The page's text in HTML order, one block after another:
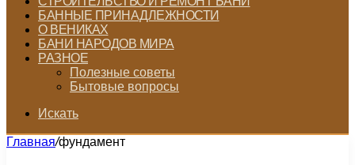
БАННЫЕ ПРИНАДЛЕЖНОСТИ
О ВЕНИКАХ
БАНИ НАРОДОВ МИРА
РАЗНОЕ
Полезные советы
Бытовые вопросы
Искать
Главная/фундамент